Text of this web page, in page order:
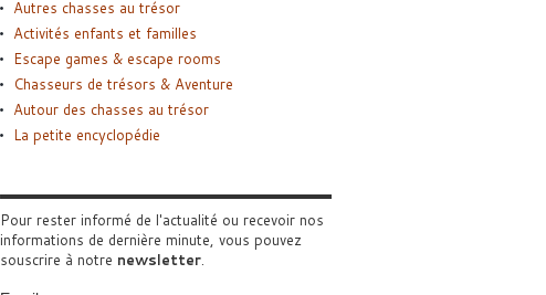
Autres chasses au trésor
Activités enfants et familles
Escape games & escape rooms
Chasseurs de trésors & Aventure
Autour des chasses au trésor
La petite encyclopédie
Pour rester informé de l'actualité ou recevoir nos
informations de dernière minute, vous pouvez
souscrire à notre newsletter.